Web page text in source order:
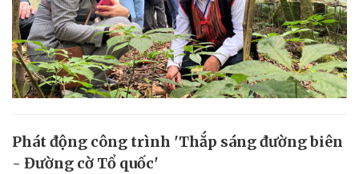
Phát động công trình 'Thắp sáng đường biên
- Đường cờ Tổ quốc'